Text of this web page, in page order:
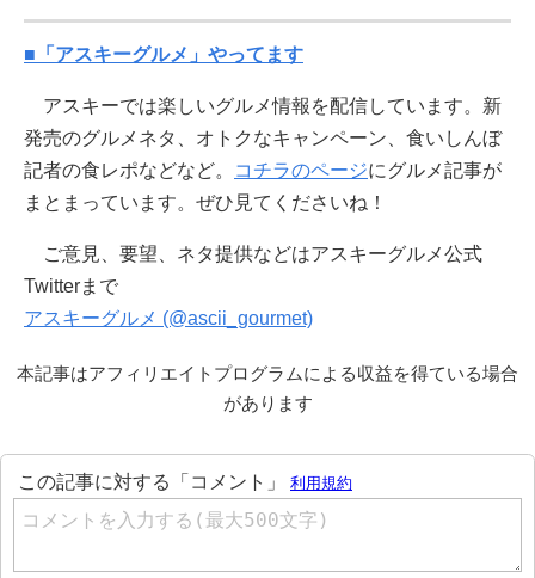
■「アスキーグルメ」やってます
アスキーでは楽しいグルメ情報を配信しています。新
発売のグルメネタ、オトクなキャンペーン、食いしんぼ
記者の食レポなどなど。
コチラのページにグルメ記事が
まとまっています。ぜひ見てくださいね！
ご意見、要望、ネタ提供などはアスキーグルメ公式
Twitterまで
アスキーグルメ (@ascii_gourmet)
本記事はアフィリエイトプログラムによる収益を得ている場合
があります